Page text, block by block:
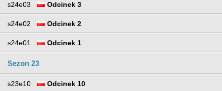
s24e03 Odcinek 3
s24e02 Odcinek 2
s24e01 Odcinek 1
Sezon 23
s23e10 Odcinek 10